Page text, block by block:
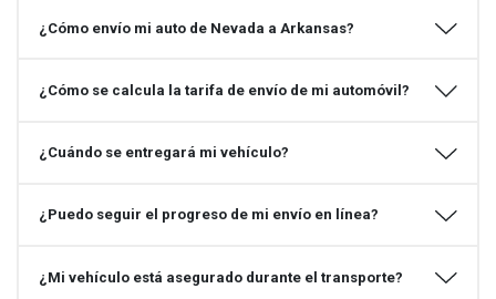
¿Cómo envío mi auto de Nevada a Arkansas?
¿Cómo se calcula la tarifa de envío de mi automóvil?
¿Cuándo se entregará mi vehículo?
¿Puedo seguir el progreso de mi envío en línea?
¿Mi vehículo está asegurado durante el transporte?